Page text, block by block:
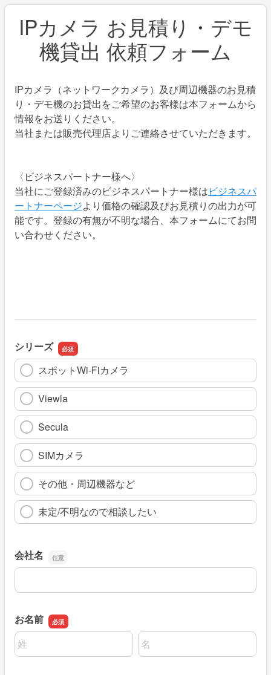
IPカメラ お見積り・デモ
機貸出 依頼フォーム
IPカメラ（ネットワークカメラ）及び周辺機器のお見積
り・デモ機のお貸出をご希望のお客様は本フォームから
情報をお送りください。
当社または販売代理店よりご連絡させていただきます。
〈ビジネスパートナー様へ〉
当社にご登録済みのビジネスパートナー様はビジネスパ
ートナーページより価格の確認及びお見積りの出力が可
能です。登録の有無が不明な場合、本フォームにてお問
い合わせください。
シリーズ
スポットWi-Fiカメラ
Viewla
Secula
SIMカメラ
その他・周辺機器など
未定/不明なので相談したい
会社名
会社名
お名前
名前の姓
名前の名